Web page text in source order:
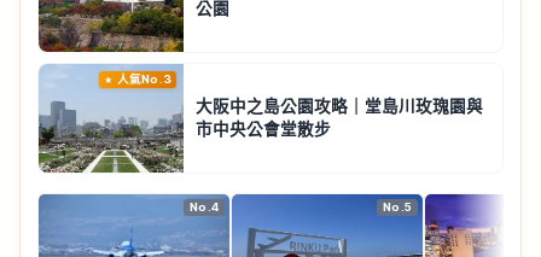
公園
人氣No.3
大阪中之島公園攻略｜堂島川玫瑰園與
市中央公會堂散步
No.4 No.5